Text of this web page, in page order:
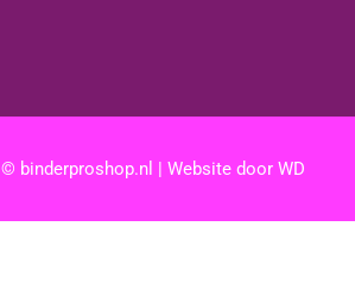
© binderproshop.nl | Website doorWD